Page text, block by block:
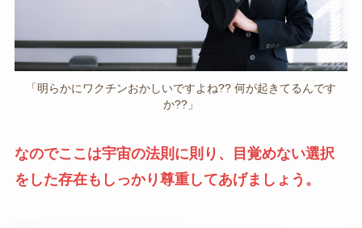
「明らかにワクチンおかしいですよね?? 何が起きてるんです
か??」
なのでここは宇宙の法則に則り、目覚めない選択
をした存在もしっかり尊重してあげましょう。